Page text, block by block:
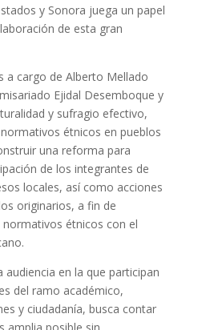
y Sonora juega un papel
de esta gran
a cargo de Alberto Mellado
Ejidal Desemboque y
y sufragio efectivo,
étnicos en pueblos
una reforma para
de los integrantes de
locales, así como acciones
originarios, a fin de
étnicos con el
audiencia en la que participan
del ramo académico,
y ciudadanía, busca contar